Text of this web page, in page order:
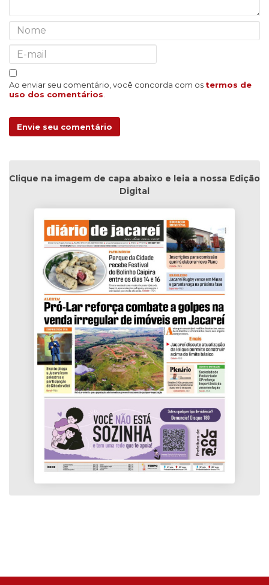
Ao enviar seu comentário, você concorda com os termos de
uso dos comentários
Envie seu comentário
Clique na imagem de capa abaixo e leia a nossa Edição
Digital